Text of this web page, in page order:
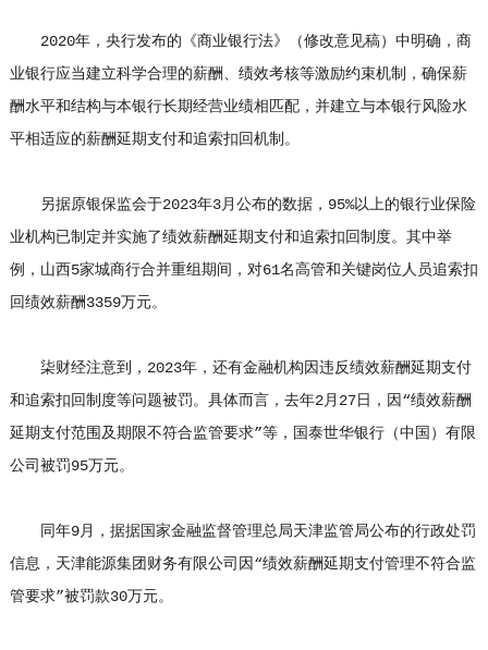
2020年，央行发布的《商业银行法》（修改意见稿）中明确，商
业银行应当建立科学合理的薪酬、绩效考核等激励约束机制，确保薪
酬水平和结构与本银行长期经营业绩相匹配，并建立与本银行风险水
平相适应的薪酬延期支付和追索扣回机制。
另据原银保监会于2023年3月公布的数据，95%以上的银行业保险
业机构已制定并实施了绩效薪酬延期支付和追索扣回制度。其中举
例，山西5家城商行合并重组期间，对61名高管和关键岗位人员追索扣
回绩效薪酬3359万元。
柒财经注意到，2023年，还有金融机构因违反绩效薪酬延期支付
和追索扣回制度等问题被罚。具体而言，去年2月27日，因“绩效薪酬
延期支付范围及期限不符合监管要求”等，国泰世华银行（中国）有限
公司被罚95万元。
同年9月，据据国家金融监督管理总局天津监管局公布的行政处罚
信息，天津能源集团财务有限公司因“绩效薪酬延期支付管理不符合监
管要求”被罚款30万元。